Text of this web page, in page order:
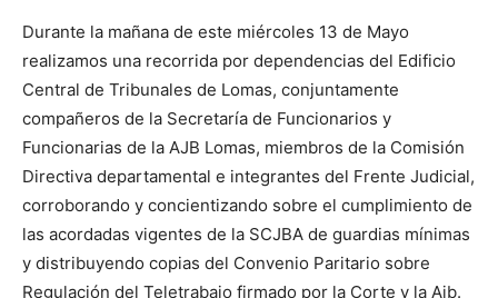
Durante la mañana de este miércoles 13 de Mayo
realizamos una recorrida por dependencias del Edificio
Central de Tribunales de Lomas, conjuntamente
compañeros de la Secretaría de Funcionarios y
Funcionarias de la AJB Lomas, miembros de la Comisión
Directiva departamental e integrantes del Frente Judicial,
corroborando y concientizando sobre el cumplimiento de
las acordadas vigentes de la SCJBA de guardias mínimas
y distribuyendo copias del Convenio Paritario sobre
Regulación del Teletrabajo firmado por la Corte y la Ajb.